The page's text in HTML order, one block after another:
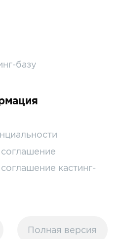
базу
кастинг-
Полная версия